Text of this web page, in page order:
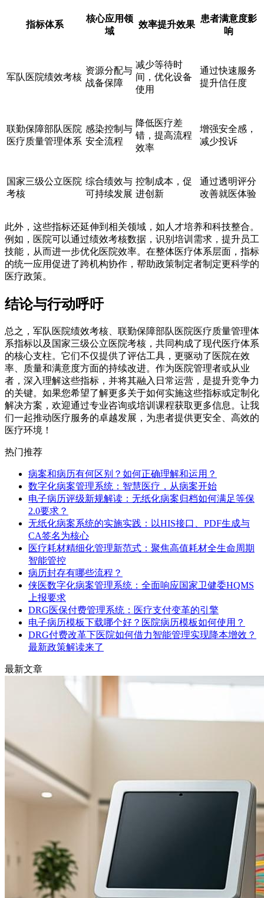
指标体系
核心应用领
域
效率提升效果
患者满意度影
响
军队医院绩效考核
资源分配与
战备保障
减少等待时
间，优化设备
使用
通过快速服务
提升信任度
联勤保障部队医院
医疗质量管理体系
感染控制与
安全流程
降低医疗差
错，提高流程
效率
增强安全感，
减少投诉
国家三级公立医院
考核
综合绩效与
可持续发展
控制成本，促
进创新
通过透明评分
改善就医体验
此外，这些指标还延伸到相关领域，如人才培养和科技整合。
例如，医院可以通过绩效考核数据，识别培训需求，提升员工
技能，从而进一步优化医院效率。在整体医疗体系层面，指标
的统一应用促进了跨机构协作，帮助政策制定者制定更科学的
医疗政策。
结论与行动呼吁
总之，军队医院绩效考核、联勤保障部队医院医疗质量管理体
系指标以及国家三级公立医院考核，共同构成了现代医疗体系
的核心支柱。它们不仅提供了评估工具，更驱动了医院在效
率、质量和满意度方面的持续改进。作为医院管理者或从业
者，深入理解这些指标，并将其融入日常运营，是提升竞争力
的关键。如果您希望了解更多关于如何实施这些指标或定制化
解决方案，欢迎通过专业咨询或培训课程获取更多信息。让我
们一起推动医疗服务的卓越发展，为患者提供更安全、高效的
医疗环境！
热门推荐
病案和病历有何区别？如何正确理解和运用？
数字化病案管理系统：智慧医疗，从病案开始
电子病历评级新规解读：无纸化病案归档如何满足等保
2.0要求？
无纸化病案系统的实施实践：以HIS接口、PDF生成与
CA签名为核心
医疗耗材精细化管理新范式：聚焦高值耗材全生命周期
智能管控
病历封存有哪些流程？
侠医数字化病案管理系统：全面响应国家卫健委HQMS
上报要求
DRG医保付费管理系统：医疗支付变革的引擎
电子病历模板下载哪个好？医院病历模板如何使用？
DRG付费改革下医院如何借力智能管理实现降本增效？
最新政策解读来了
最新文章